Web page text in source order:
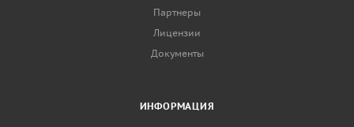
Партнеры
Лицензии
Документы
ИНФОРМАЦИЯ